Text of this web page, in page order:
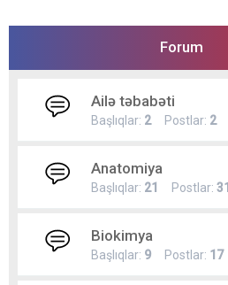
Forum
Ailə təbabəti
Başlıqlar: 2Postlar: 2
Anatomiya
Başlıqlar: 21 Postlar: 31
Biokimya
Başlıqlar: 9 Postlar: 17